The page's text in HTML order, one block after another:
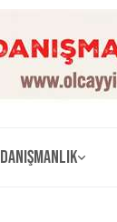
Danışmanlık